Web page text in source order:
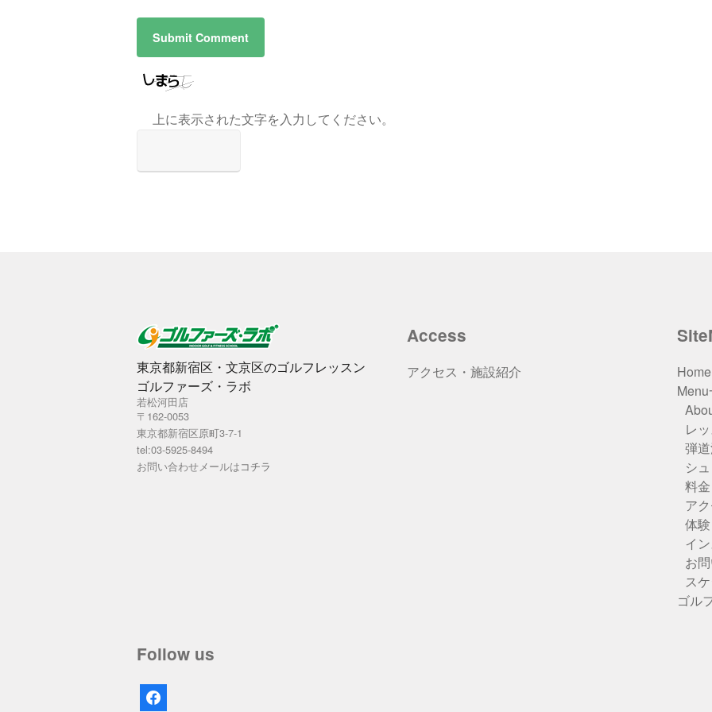
上に表示された文字を入力してください。
東京都新宿区・文京区のゴルフレッスン
ゴルファーズ・ラボ
若松河田店
〒162-0053
東京都新宿区原町3-7-1
tel:03-5925-8494
お問い合わせメールはコチラ
Access
アクセス・施設紹介
Home
レ
弾
シ
料
ア
体
イ
お
ス
ゴル
Follow us
facebook